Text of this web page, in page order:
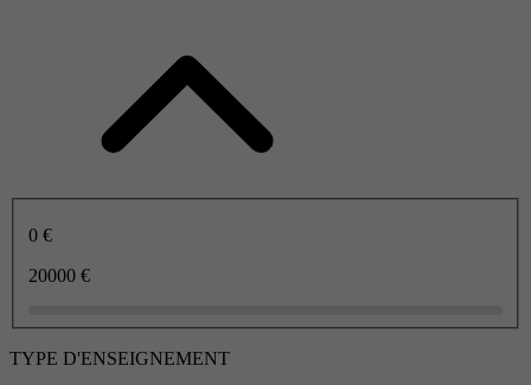
0 €
20000 €
TYPE D'ENSEIGNEMENT